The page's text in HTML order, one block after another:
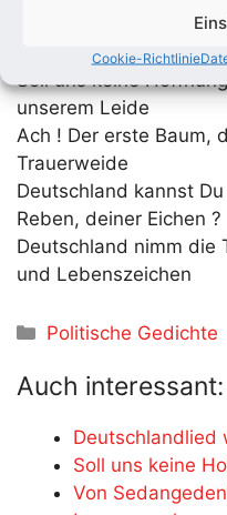
Cookie-Richtlinie
Soll uns keine
unserem Leide
Ach ! Der erste Baum,
Trauerweide
Deutschland kannst
Reben, deiner Eichen ?
Deutschland nimm die
und Lebenszeichen
Kategorien
Politische Gedichte
Auch interessant:
Deutschlandlied
Soll uns keine
Von